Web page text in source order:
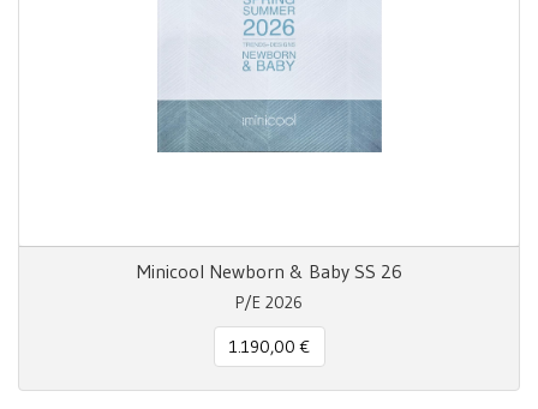
Minicool Newborn & Baby SS 26
P/E 2026
1.190,00 €